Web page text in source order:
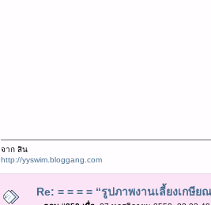
จาก สิน
http://yyswim.bloggang.com
Re: = = = = “รูปภาพงานเลี้ยงเกษี